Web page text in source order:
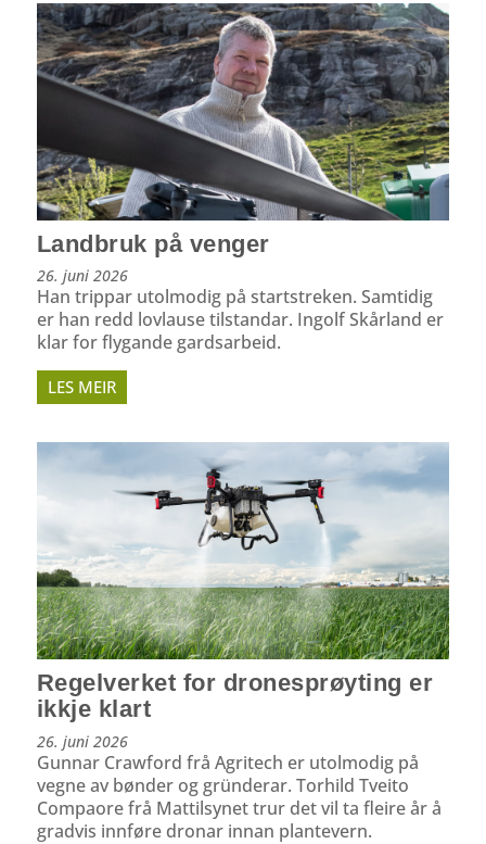
Landbruk på venger
26. juni 2026
Han trippar utolmodig på startstreken. Samtidig
er han redd lovlause tilstandar. Ingolf Skårland er
klar for flygande gardsarbeid.
LES MEIR
Regelverket for dronesprøyting er
ikkje klart
26. juni 2026
Gunnar Crawford frå Agritech er utolmodig på
vegne av bønder og gründerar. Torhild Tveito
Compaore frå Mattilsynet trur det vil ta fleire år å
gradvis innføre dronar innan plantevern.